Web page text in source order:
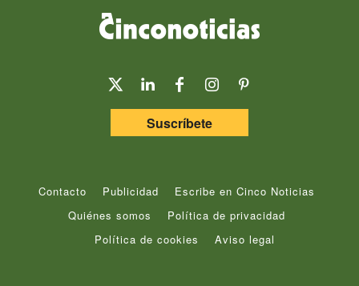
Suscríbete
Contacto Publicidad
Escribe en Cinco Noticias
Quiénes somos
Política de privacidad
Política de cookies
Aviso legal